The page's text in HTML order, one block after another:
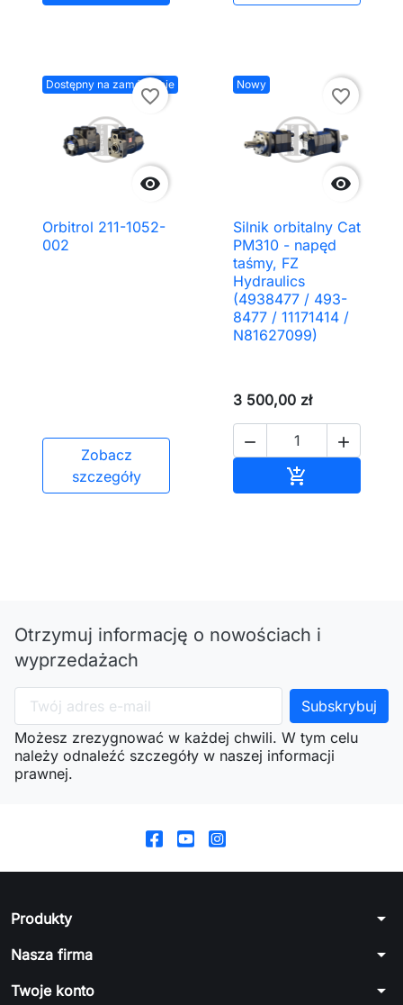
Dostępny na zamówienie

favorite_border
Orbitrol 211-1052-
002
Zobacz
szczegóły
Nowy

favorite_border
Silnik orbitalny Cat
PM310 - napęd
taśmy, FZ
Hydraulics
(4938477 / 493-
8477 / 11171414 /
N81627099)
3 500,00 zł
 

Otrzymuj informację o nowościach i
wyprzedażach
Możesz zrezygnować w każdej chwili. W tym celu
należy odnaleźć szczegóły w naszej informacji
prawnej.
Produkty arrow_drop_down
Nasza firma arrow_drop_down
Twoje konto arrow_drop_down